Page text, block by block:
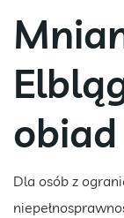
Dla osób z